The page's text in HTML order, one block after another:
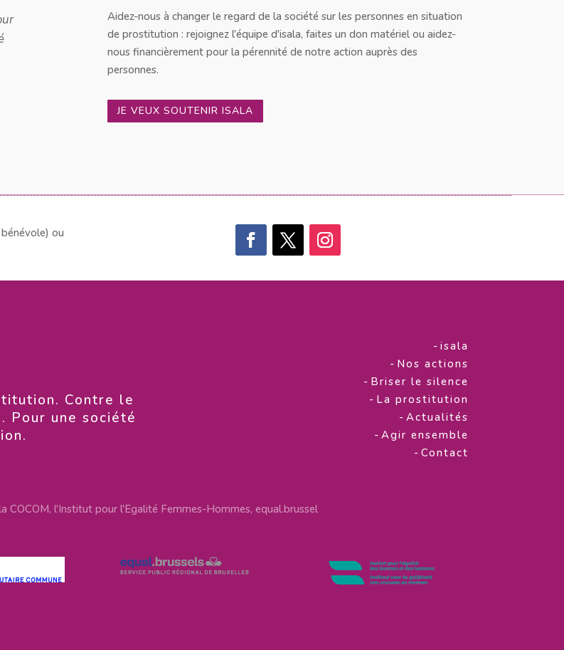
Aidez-nous à changer le regard de la société sur les personnes en situation
de prostitution : rejoignez l'équipe d'isala, faites un don matériel ou aidez-
nous financièrement pour la pérennité de notre action auprès des
personnes.
JE VEUX SOUTENIR ISALA
ou
Contre le
une société
- isala
- Nos actions
- Briser le silence
- La prostitution
- Actualités
- Agir ensemble
- Contact
COCOM, l'Institut pour l'Egalité Femmes-Hommes, equal.brussel